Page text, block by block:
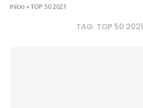
Início »TOP 50 2021
TAG: TOP 50 2021